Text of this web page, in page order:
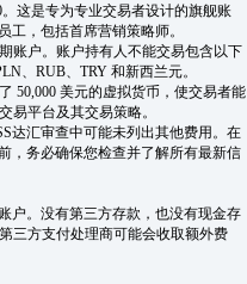
这是专为专业交易者设计的旗舰账
工，包括首席营销策略师。
账户。账户持有人不能交易包含以下
、RUB、TRY 和新西兰元。
50,000 美元的虚拟货币，使交易者能
易平台及其交易策略。
达汇审查中可能未列出其他费用。在
，务必确保您检查并了解所有最新信
户。没有第三方存款，也没有现金存
三方支付处理商可能会收取额外费